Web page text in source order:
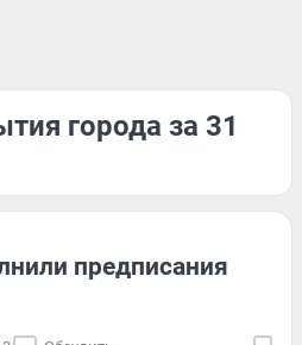
города за 31
предписания